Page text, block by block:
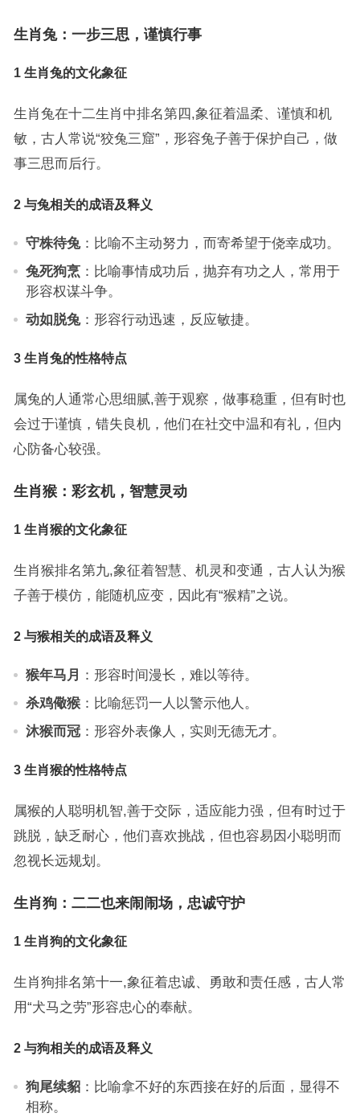
生肖兔：一步三思，谨慎行事
1 生肖兔的文化象征
生肖兔在十二生肖中排名第四,象征着温柔、谨慎和机
敏，古人常说“狡兔三窟”，形容兔子善于保护自己，做
事三思而后行。
2 与兔相关的成语及释义
守株待兔：比喻不主动努力，而寄希望于侥幸成功。
兔死狗烹：比喻事情成功后，抛弃有功之人，常用于
形容权谋斗争。
动如脱兔：形容行动迅速，反应敏捷。
3 生肖兔的性格特点
属兔的人通常心思细腻,善于观察，做事稳重，但有时也
会过于谨慎，错失良机，他们在社交中温和有礼，但内
心防备心较强。
生肖猴：彩玄机，智慧灵动
1 生肖猴的文化象征
生肖猴排名第九,象征着智慧、机灵和变通，古人认为猴
子善于模仿，能随机应变，因此有“猴精”之说。
2 与猴相关的成语及释义
猴年马月
：形容时间漫长，难以等待。
杀鸡儆猴：比喻惩罚一人以警示他人。
沐猴而冠：形容外表像人，实则无德无才。
3 生肖猴的性格特点
属猴的人聪明机智,善于交际，适应能力强，但有时过于
跳脱，缺乏耐心，他们喜欢挑战，但也容易因小聪明而
忽视长远规划。
生肖狗：二二也来闹闹场，忠诚守护
1 生肖狗的文化象征
生肖狗排名第十一,象征着忠诚、勇敢和责任感，古人常
用“犬马之劳”形容忠心的奉献。
2 与狗相关的成语及释义
狗尾续貂：比喻拿不好的东西接在好的后面，显得不
相称。